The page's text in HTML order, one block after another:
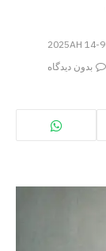
بدون دیدگاه